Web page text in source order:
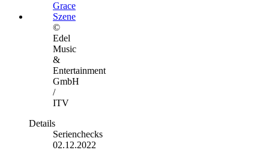
©
Edel
Music
&
Entertainment
GmbH
/
ITV
Details
Serienchecks
02.12.2022